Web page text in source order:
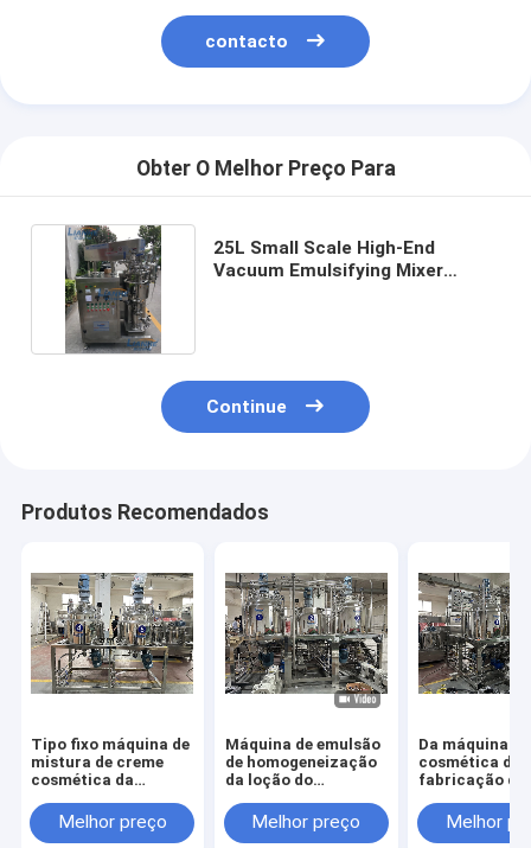
contacto
Obter O Melhor Preço Para
25L Small Scale High-End
Vacuum Emulsifying Mixer
Continue
Produtos Recomendados
Tipo fixo máquina de
mistura de creme
cosmética da
misturador do
homogenizador do
Melhor preço
Máquina de emulsão
de homogeneização
da loção do
emulsivo do vácuo
da tesoura alta
Melhor preço
Da máquina
cosmética da
fabricação do
emulsão da
da pasta do
Melhor